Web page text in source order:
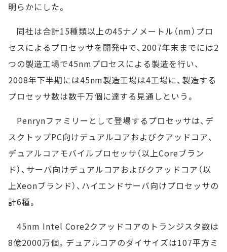
明らかにした。
同社は合計15種類以上の45ナノメートル（nm）プロ
セスによるプロセッサを開発中で、2007年末までには2
つの製造工場で45nmプロセスによる製造を行い、
2008年下半期には45nm製造工場は4工場に、製造する
プロセッサ数は数千万個に達する見通しという。
Penrynファミリーとして登場するプロセッサは、デ
スクトップPC向けデュアルコアおよびクアッドコア、
デュアルコアモバイルプロセッサ（以上Coreブラン
ド）、サーバ向けデュアルコアおよびクアッドコア（以
上Xeonブランド）、ハイエンドサーバ向けプロセッサの
計6種。
45nm Intel Core2クアッドコアのトランジスタ数は
8億2000万個。デュアルコアのダイサイズは107平方ミ